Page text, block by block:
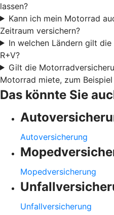
lassen?
Kann ich mein Motorrad
Zeitraum versichern?
In welchen Ländern gilt
R+V?
Gilt die
Motorrad miete, zum Beispiel
Das könnte Sie
Autoversicherung
Mopedversicherung
Unfallversicherung